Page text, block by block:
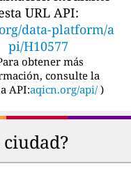
URL API:
data-platform/a
pi/H10577
obtener más
consulte la
API:aqicn.org/api/ )